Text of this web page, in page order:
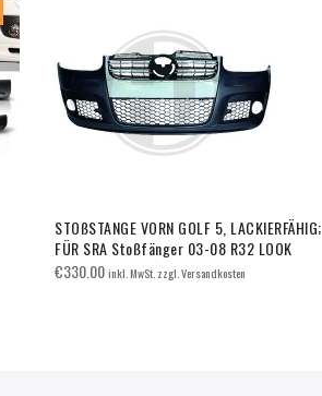
STOßSTANGE VORN GOLF 5, LACKIERFÄHIG;
FÜR SRA Stoßfänger 03-08 R32 LOOK
€330.00inkl. MwSt. zzgl. Versandkosten